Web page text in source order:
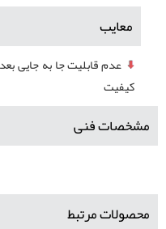
معایب
عدم قابلیت جا به جایی
کیفیت
مشخصات فنی
محصولات مرتبط